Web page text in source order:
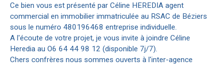
Ce bien vous est présenté par Céline HEREDIA agent
commercial en immobilier immatriculée au RSAC de Béziers
sous le numéro 480196468 entreprise individuelle.
A l'écoute de votre projet, je vous invite à joindre Céline
Heredia au O6 64 44 98 12 (disponible 7j/7).
Chers confrères nous sommes ouverts à l'inter-agence